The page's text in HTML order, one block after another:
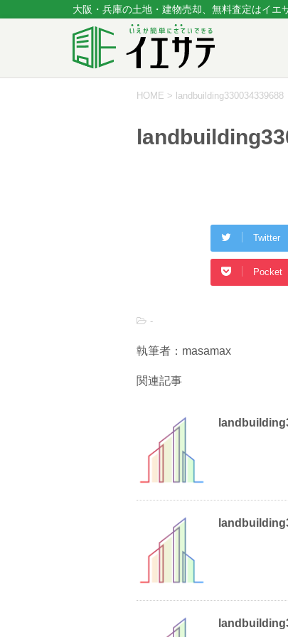
大阪・兵庫の土地・建物売却、無料査定はイエ
HOME > landbuilding330034339688
Twitter
Pocket
-
執筆者：masamax
関連記事